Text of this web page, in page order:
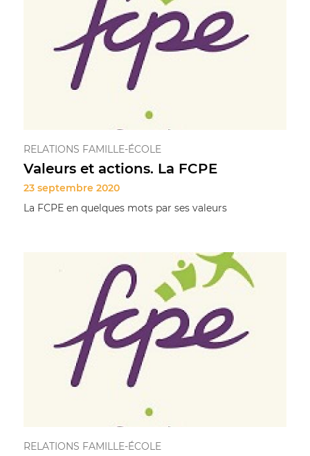
RELATIONS FAMILLE-ÉCOLE
Valeurs et actions. La FCPE
23 septembre 2020
La FCPE en quelques mots par ses valeurs
RELATIONS FAMILLE-ÉCOLE